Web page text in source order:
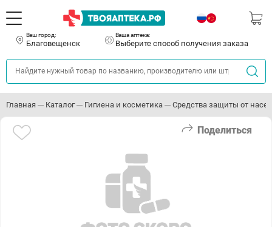
Ваш город:
Благовещенск
Ваша аптека:
Выберите способ получения заказа
Главная Каталог Гигиена и косметика Средства защиты от
Поделиться